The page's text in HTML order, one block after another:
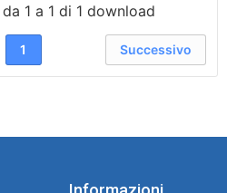
1 a 1 di 1 download
1 Successivo